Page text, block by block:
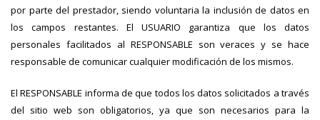
por parte del prestador, siendo voluntaria la inclusión de datos en
los campos restantes. El USUARIO garantiza que los datos
personales facilitados al RESPONSABLE son veraces y se hace
responsable de comunicar cualquier modificación de los mismos.
El RESPONSABLE informa de que todos los datos solicitados a través
del sitio web son obligatorios, ya que son necesarios para la